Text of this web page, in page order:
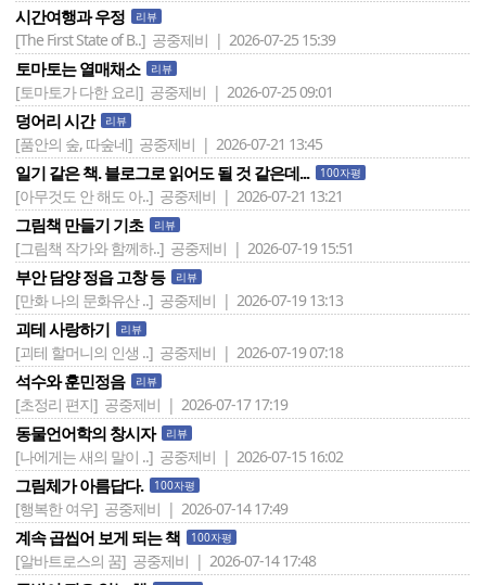
시간여행과 우정 리뷰
[The First State of B..] 공중제비 | 2026-07-25 15:39
토마토는 열매채소 리뷰
[토마토가 다한 요리] 공중제비 | 2026-07-25 09:01
덩어리 시간 리뷰
[품안의 숲, 따숲네] 공중제비 | 2026-07-21 13:45
일기 같은 책. 블로그로 읽어도 될 것 같은데... 100자평
[아무것도 안 해도 아..] 공중제비 | 2026-07-21 13:21
그림책 만들기 기초 리뷰
[그림책 작가와 함께하..] 공중제비 | 2026-07-19 15:51
부안 담양 정읍 고창 등 리뷰
[만화 나의 문화유산 ..] 공중제비 | 2026-07-19 13:13
괴테 사랑하기 리뷰
[괴테 할머니의 인생 ..] 공중제비 | 2026-07-19 07:18
석수와 훈민정음 리뷰
[초정리 편지] 공중제비 | 2026-07-17 17:19
동물언어학의 창시자 리뷰
[나에게는 새의 말이 ..] 공중제비 | 2026-07-15 16:02
그림체가 아름답다. 100자평
[행복한 여우] 공중제비 | 2026-07-14 17:49
계속 곱씹어 보게 되는 책 100자평
[알바트로스의 꿈] 공중제비 | 2026-07-14 17:48